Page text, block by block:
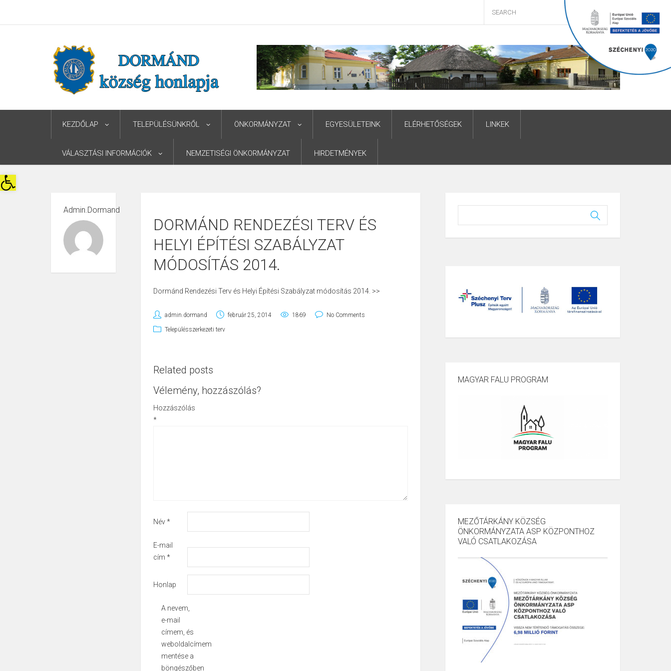
Eszköztár megnyitása
KEZDŐLAP TELEPÜLÉSÜNKRŐL ÖNKORMÁNYZAT EGYESÜLETEINK ELÉRHETŐSÉGEK LINKEK
VÁLASZTÁSI INFORMÁCIÓK NEMZETISÉGI ÖNKORMÁNYZAT HIRDETMÉNYEK
Admin.dormand
DORMÁND RENDEZÉSI TERV ÉS
HELYI ÉPÍTÉSI SZABÁLYZAT
MÓDOSÍTÁS 2014.
Dormánd Rendezési Terv és Helyi Építési Szabályzat módosítás 2014. >>
admin.dormand február 25, 2014 1869 No Comments
Településszerkezeti terv
Related posts
Vélemény, hozzászólás?
Hozzászólás
*
Név*
E-mail
cím *
Honlap
A nevem,
e-mail
címem, és
weboldalcímem
mentése a
böngészőben
MAGYAR FALU PROGRAM
MEZŐTÁRKÁNY KÖZSÉG
ÖNKORMÁNYZATA ASP KÖZPONTHOZ
VALÓ CSATLAKOZÁSA